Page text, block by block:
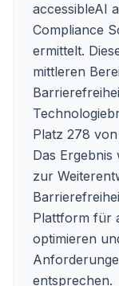
accessibleAI
Compliance
ermittelt.
mittleren
Platz 278
Das Ergebnis
zur
Plattform für
optimieren
entsprechen.